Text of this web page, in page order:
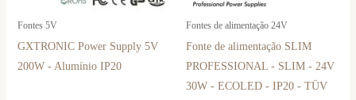
Fontes 5V
GXTRONIC Power Supply 5V
200W - Alumínio IP20
Fontes de alimentação 24V
Fonte de alimentação SLIM
PROFESSIONAL - SLIM - 24V
30W - ECOLED - IP20 - TÜV